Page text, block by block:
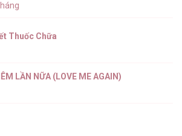
Thuốc Chữa
LẦN NỮA (LOVE ME AGAIN)